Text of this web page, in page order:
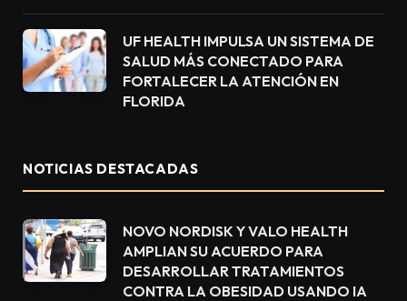
UF HEALTH IMPULSA UN SISTEMA DE
SALUD MÁS CONECTADO PARA
FORTALECER LA ATENCIÓN EN
FLORIDA
NOTICIAS DESTACADAS
NOVO NORDISK Y VALO HEALTH
AMPLIAN SU ACUERDO PARA
DESARROLLAR TRATAMIENTOS
CONTRA LA OBESIDAD USANDO IA